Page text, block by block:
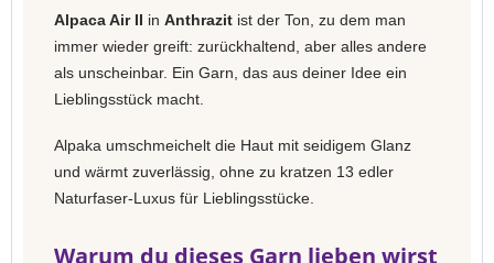
Alpaca Air II in Anthrazit ist der Ton, zu dem man
immer wieder greift: zurückhaltend, aber alles andere
als unscheinbar. Ein Garn, das aus deiner Idee ein
Lieblingsstück macht.
Alpaka umschmeichelt die Haut mit seidigem Glanz
und wärmt zuverlässig, ohne zu kratzen 13 edler
Naturfaser-Luxus für Lieblingsstücke.
Warum du dieses Garn lieben wirst